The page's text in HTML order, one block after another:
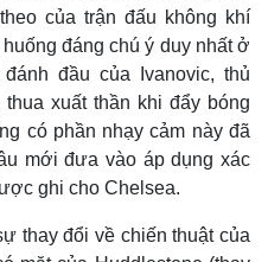
của trận đấu không khí
đáng chú ý duy nhất ở
đầu của Ivanovic, thủ
xuất thần khi đẩy bóng
có phần nhạy cảm này đã
mới đưa vào áp dụng xác
ghi cho Chelsea.
thay đổi về chiến thuật của